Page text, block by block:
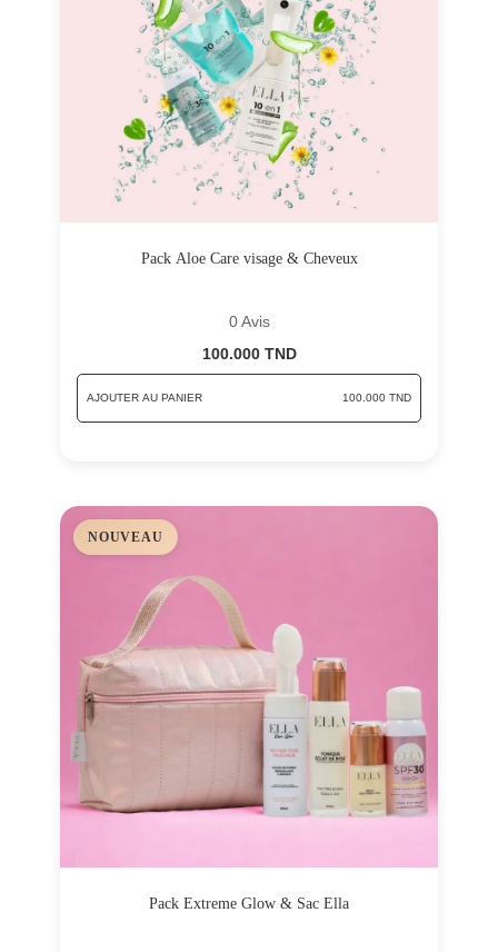
Pack Aloe Care visage & Cheveux
0 Avis
100.000 TND
AJOUTER AU PANIER 100.000 TND
NOUVEAU
Pack Extreme Glow & Sac Ella